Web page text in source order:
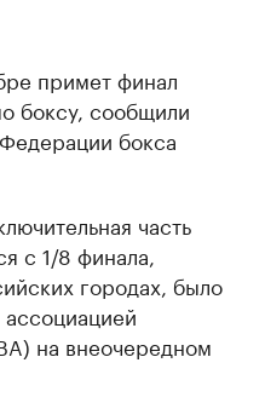
примет финал
боксу, сообщили
бокса
часть
с 1/8 финала,
городах, было
на внеочередном